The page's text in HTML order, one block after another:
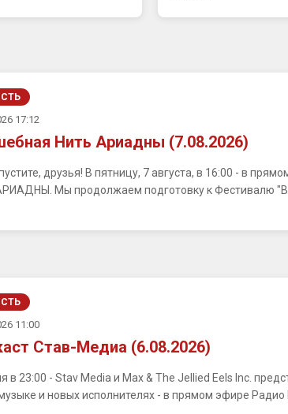
17:12
Нить Ариадны (7.08.2026)
друзья! В пятницу, 7 августа, в 16:00 - в
Мы продолжаем подготовку к Фестивалю
11:00
Став-Медиа (6.08.2026)
в 23:00 - Stav Media и Max & The Jellied Eels Inc.
и новых исполнителях - в прямом эфире